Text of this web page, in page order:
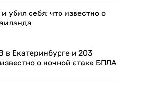
убил себя: что известно о
в Екатеринбурге и 203
о ночной атаке БПЛА